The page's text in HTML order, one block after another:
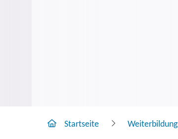
Startseite Weiterbildung